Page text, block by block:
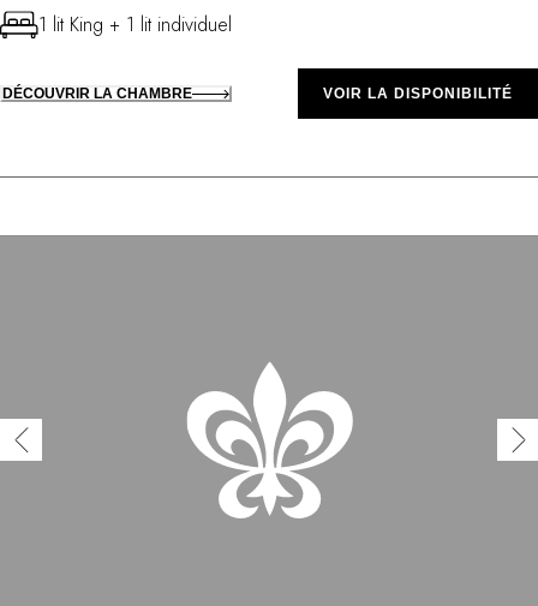
1 lit King + 1 lit individuel
DÉCOUVRIR LA CHAMBRE VOIR LA DISPONIBILITÉ